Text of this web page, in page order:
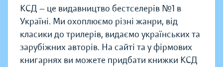
КСД — це видавництво бестселерів №1 в
Україні. Ми охоплюємо різні жанри, від
класики до трилерів, видаємо українських та
зарубіжних авторів. На сайті та у фірмових
книгарнях ви можете придбати книжки КСД